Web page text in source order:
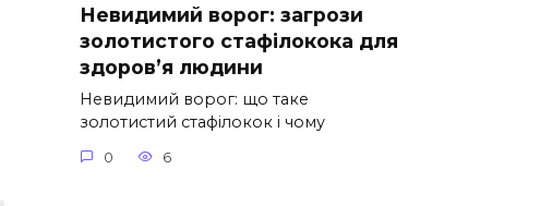
Невидимий ворог: загрози
золотистого стафілокока для
здоров’я людини
Невидимий ворог: що таке
золотистий стафілокок і чому
0 6